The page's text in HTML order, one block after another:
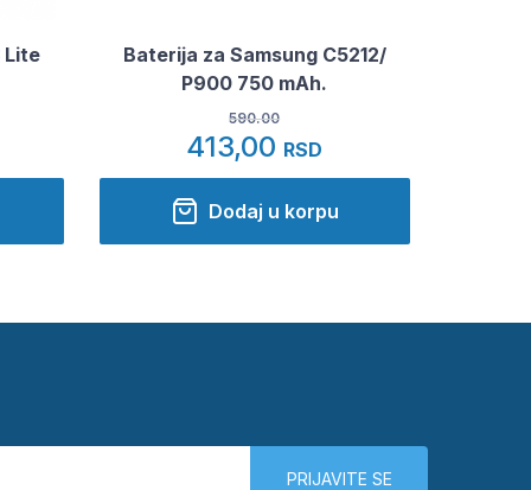
Lite
Baterija za Samsung C5212/
P900 750 mAh.
590.00
413,00 RSD
Dodaj u korpu
PRIJAVITE SE